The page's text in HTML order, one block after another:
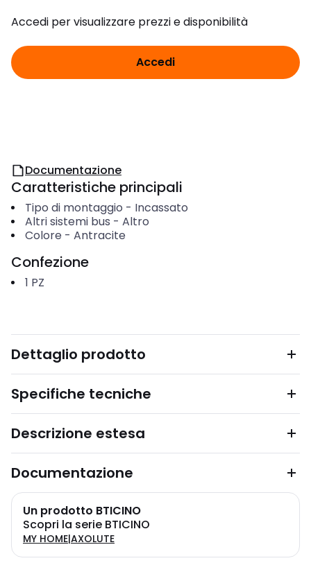
Accedi per visualizzare prezzi e disponibilità
Accedi
Documentazione
Caratteristiche principali
Tipo di montaggio - Incassato
Altri sistemi bus - Altro
Colore - Antracite
Confezione
1 PZ
Dettaglio prodotto
Specifiche tecniche
Descrizione estesa
Documentazione
Un prodotto BTICINO
Scopri la serie BTICINO
MY HOME|AXOLUTE